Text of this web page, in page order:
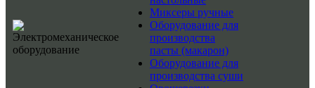
Миксеры ручные
Оборудование для
производства
пасты (макарон)
Оборудование для
производства суши